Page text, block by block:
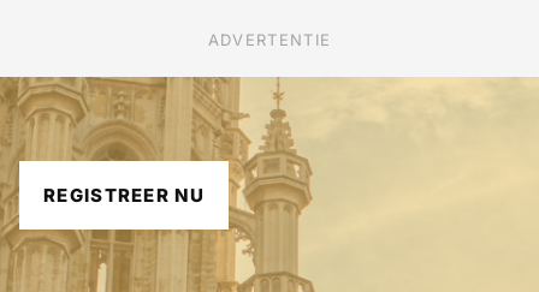
ADVERTENTIE
REGISTREER NU